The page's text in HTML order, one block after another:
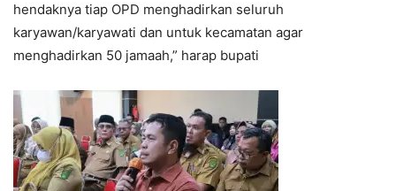
hendaknya tiap OPD menghadirkan seluruh
karyawan/karyawati dan untuk kecamatan agar
menghadirkan 50 jamaah,” harap bupati